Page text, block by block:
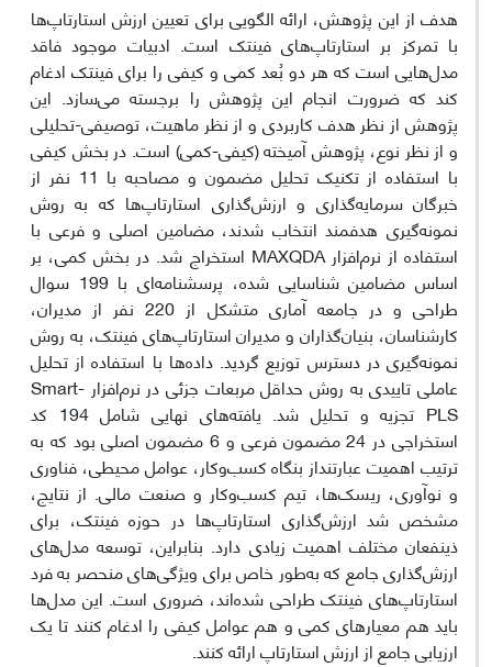
هدف از این پژوهش، ارائه الگویی برای تعیین ارزش استارتاپ‌ها
با تمرکز بر استارتاپ‌های فینتک است. ادبیات موجود فاقد
مدل‌هایی است که هر دو بُعد کمی و کیفی را برای فینتک ادغام
کند که ضرورت انجام این پژوهش را برجسته می‌سازد. این
پژوهش از نظر هدف کاربردی و از نظر ماهیت، توصیفی-تحلیلی
و از نظر نوع، پژوهش آمیخته (کیفی-کمی) است. در بخش کیفی
با استفاده از تکنیک تحلیل مضمون و مصاحبه با 11 نفر از
خبرگان سرمایه‌گذاری و ارزش‌گذاری استارتاپ‌ها که به روش
نمونه‌گیری هدفمند انتخاب شدند، مضامین اصلی و فرعی با
استفاده از نرم‌افزار MAXQDA استخراج شد. در بخش کمی، بر
اساس مضامین شناسایی شده، پرسشنامه‌ای با 199 سوال
طراحی و در جامعه آماری متشکل از 220 نفر از مدیران،
کارشناسان، بنیان‌گذاران و مدیران استارتاپ‌های فینتک، به روش
نمونه‌گیری در دسترس توزیع گردید. داده‌ها با استفاده از تحلیل
عاملی تاییدی به روش حداقل مربعات جزئی در نرم‌افزار Smart-
PLS تجزیه و تحلیل شد. یافته‌های نهایی شامل 194 کد
استخراجی در 24 مضمون فرعی و 6 مضمون اصلی بود که به
ترتیب اهمیت عبارتنداز بنگاه کسب‌وکار، عوامل محیطی، فناوری
و نوآوری، ریسک‌ها، تیم کسب‌وکار و صنعت مالی. از نتایج،
مشخص شد ارزش‌گذاری استارتاپ‌ها در حوزه فینتک، برای
ذینفعان مختلف اهمیت زیادی دارد. بنابراین، توسعه مدل‌های
ارزش‌گذاری جامع که به‌طور خاص برای ویژگی‌های منحصر به فرد
استارتاپ‌های فینتک طراحی شده‌اند، ضروری است. این مدل‌ها
باید هم معیارهای کمی و هم عوامل کیفی را ادغام کنند تا یک
ارزیابی جامع از ارزش استارتاپ ارائه کنند.